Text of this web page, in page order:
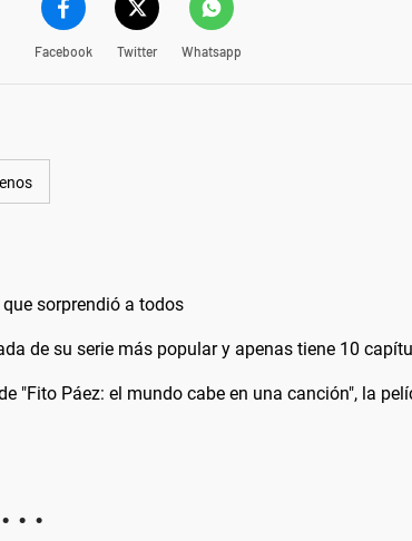
Facebook Twitter Whatsapp
sorprendió a todos
de su serie más popular y apenas tiene 10
"Fito Páez: el mundo cabe en una canción", la
. .